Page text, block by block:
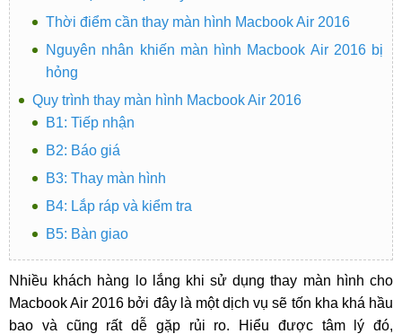
Thời điểm cần thay màn hình Macbook Air 2016
Nguyên nhân khiến màn hình Macbook Air 2016 bị
hỏng
Quy trình thay màn hình Macbook Air 2016
B1: Tiếp nhận
B2: Báo giá
B3: Thay màn hình
B4: Lắp ráp và kiểm tra
B5: Bàn giao
Nhiều khách hàng lo lắng khi sử dụng thay màn hình cho
Macbook Air 2016 bởi đây là một dịch vụ sẽ tốn kha khá hầu
bao và cũng rất dễ gặp rủi ro. Hiểu được tâm lý đó,